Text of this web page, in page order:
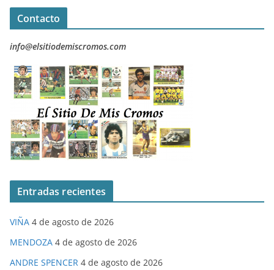
Contacto
info@elsitiodemiscromos.com
Entradas recientes
VIÑA 4 de agosto de 2026
MENDOZA 4 de agosto de 2026
ANDRE SPENCER 4 de agosto de 2026